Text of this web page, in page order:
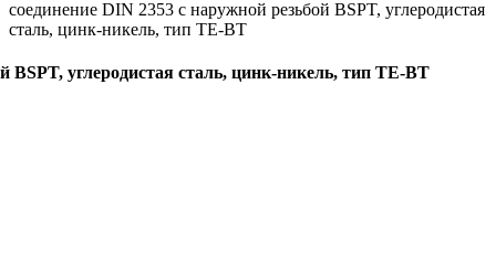
соединение DIN 2353 с наружной резьбой BSPT, углеродистая
сталь, цинк-никель, тип TE-BT
BSPT, углеродистая сталь, цинк-никель, тип TE-BT